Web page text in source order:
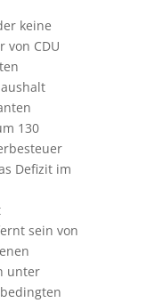
keine
von CDU
130
Defizit im
sein von
unter